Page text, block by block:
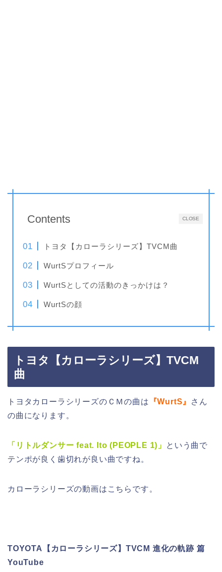
CLOSE
Contents
トヨタ【カローラシリーズ】TVCM曲
WurtSプロフィール
WurtSとしての活動のきっかけは？
WurtSの顔
トヨタ【カローラシリーズ】TVCM
曲
トヨタカローラシリーズのＣＭの曲は 『WurtS』
さん
の曲になります。
「リトルダンサー feat. Ito (PEOPLE 1)」
という曲で
テンポが良く歯切れが良い曲ですね。
カローラシリーズの動画はこちらです。
TOYOTA【カローラシリーズ】TVCM 進化の軌跡 篇
YouTube